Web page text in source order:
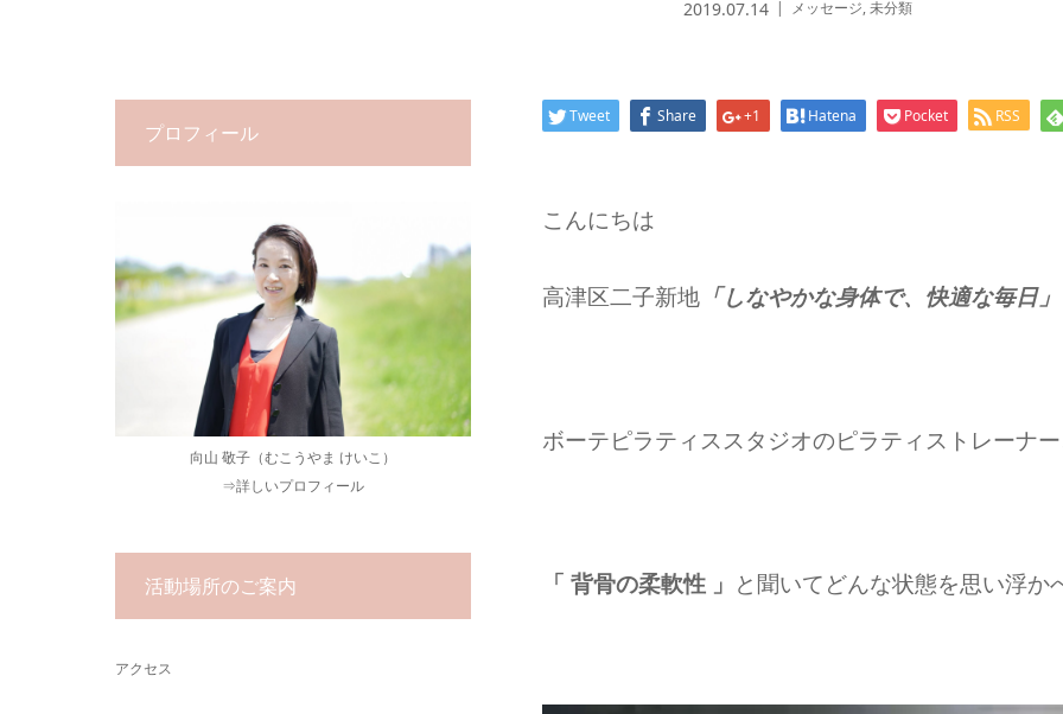
2019.07.14 メッセージ,未分類
Tweet Share +1 Hatena Pocket RSS
こんにちは
高津区二子新地 「しなやかな身体で、快適な毎日」
ボーテピラティススタジオのピラティストレーナ
「 背骨の柔軟性 」 と聞いてどんな状態を思い浮か
プロフィール
向山 敬子（むこうやま けいこ）
⇒詳しいプロフィール
活動場所のご案内
アクセス